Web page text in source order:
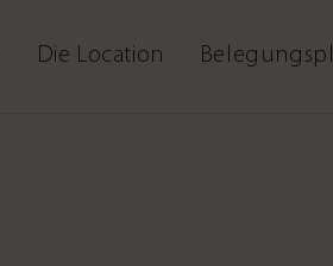
Die Location